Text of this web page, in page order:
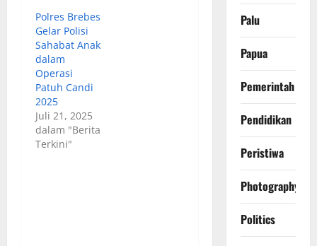
Polres Brebes
Gelar Polisi
Sahabat Anak
dalam
Operasi
Patuh Candi
2025
Juli 21, 2025
dalam "Berita
Terkini"
Palu
Papua
Pemerintah
Pendidikan
Peristiwa
Photography
Politics